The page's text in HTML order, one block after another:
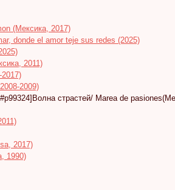
(Мексика, 2017)
donde el amor teje sus redes (2025)
2011)
2009)
страстей/ Marea de
2017)
1990)